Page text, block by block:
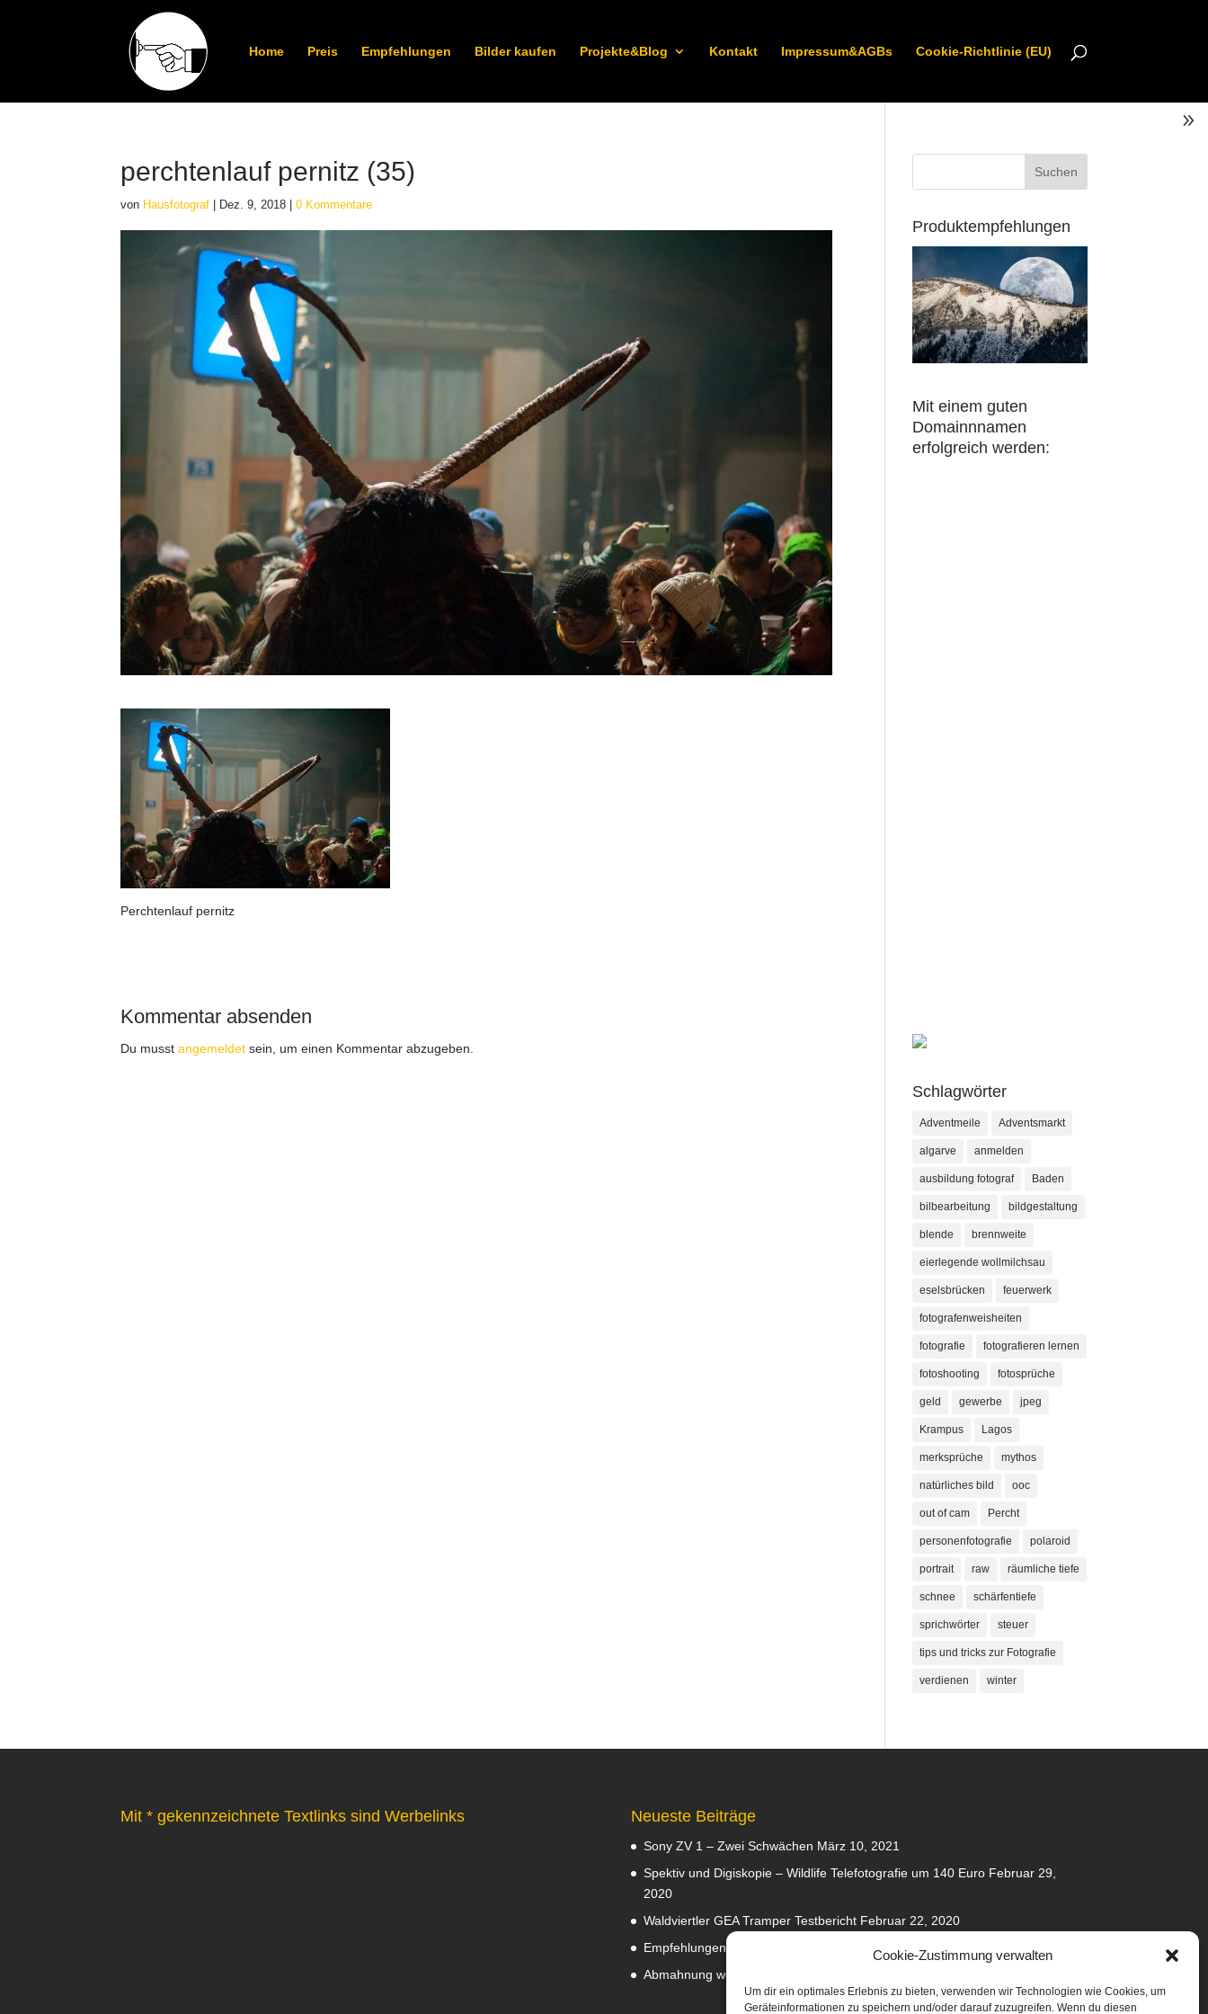
Cookie-Zustimmung verwalten
Um dir ein optimales Erlebnis zu bieten, verwenden wir Technologien wie Cookies, um
Geräteinformationen zu speichern und/oder darauf zuzugreifen. Wenn du diesen
Home Preis Empfehlungen Bilder kaufen Projekte&Blog Kontakt Impressum&AGBs Cookie-Richtlinie (EU)
perchtenlauf pernitz (35)
von Hausfotograf Dez. 9, 2018 |0 Kommentare
Perchtenlauf pernitz
Kommentar absenden
Du musstangemeldet sein, um einen Kommentar abzugeben.
Produktempfehlungen
Mit einem guten
Domainnnamen
erfolgreich werden:
Schlagwörter
Adventmeile Adventsmarkt
algarve anmelden
ausbildung fotograf Baden
bilbearbeitung bildgestaltung
blende brennweite
eierlegende wollmilchsau
eselsbrücken feuerwerk
fotografenweisheiten
fotografie fotografieren lernen
fotoshooting fotosprüche
geld gewerbe jpeg
Krampus Lagos
merksprüche mythos
natürliches bild ooc
out of cam Percht
personenfotografie polaroid
portrait raw räumliche tiefe
schnee schärfentiefe
sprichwörter steuer
tips und tricks zur Fotografie
verdienen winter
Mit * gekennzeichnete Textlinks sind Werbelinks Neueste Beiträge
Sony ZV 1 – Zwei Schwächen März 10, 2021
Spektiv und Digiskopie – Wildlife Telefotografie um 140 Euro Februar 29,
2020
Waldviertler GEA Tramper Testbericht Februar 22, 2020
Empfehlungen
Abmahnung wegen Fotos